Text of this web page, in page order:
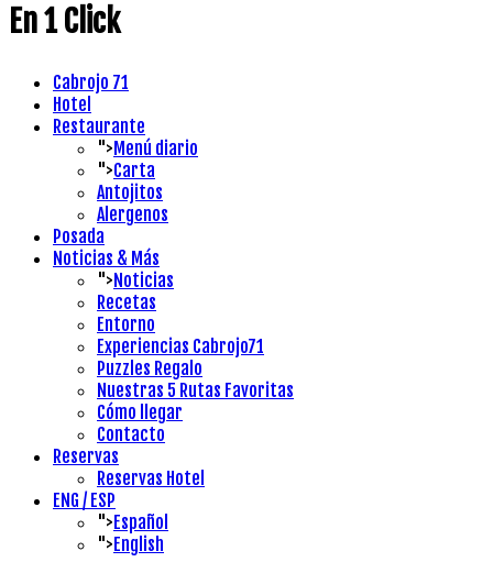
En 1 Click
Cabrojo 71
Hotel
Restaurante
">Menú diario
">Carta
Antojitos
Alergenos
Posada
Noticias & Más
">Noticias
Recetas
Entorno
Experiencias Cabrojo71
Puzzles Regalo
Nuestras 5 Rutas Favoritas
Cómo llegar
Contacto
Reservas
Reservas Hotel
ENG / ESP
">Español
">English